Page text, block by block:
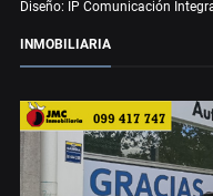
Diseño: IP Comunicación
INMOBILIARIA